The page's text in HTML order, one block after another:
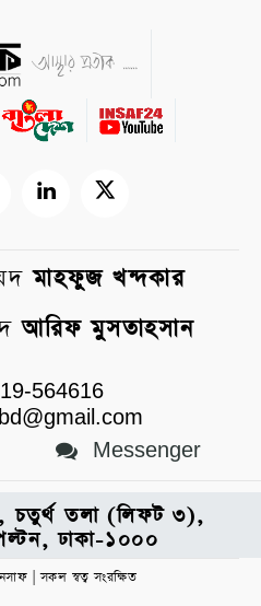
মাহফুজ খন্দকার
আরিফ মুসতাহসান
564616
Messenger
চতুর্থ তলা (লিফট ৩),
ঢাকা-১০০০
| সকল স্বত্ব সংরক্ষিত